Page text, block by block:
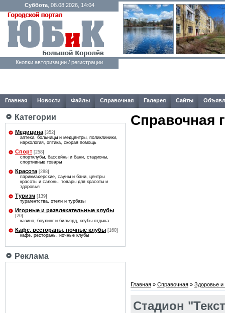
Суббота, 08.08.2026, 14:04
Кнопки авторизации / регистрации
Главная Новости Файлы Справочная Галерея Сайты
Категории
Медицина [352]
аптеки, больницы и медцентры, поликлиники,
наркология, оптика, скорая помощь
Спорт [258]
спортклубы, бассейны и бани, стадионы,
спортивные товары
Красота [288]
парикмахерские, сауны и бани, центры
красоты и салоны, товары для красоты и
здоровья
Туризм [139]
турагентства, отели и турбазы
Игорные и развлекательные клубы
[20]
казино, боулинг и бильярд, клубы отдыха
Кафе, рестораны, ночные клубы [160]
кафе, рестораны, ночные клубы
Реклама
Справочная
Главная » Справочная » Здоровье и
Стадион